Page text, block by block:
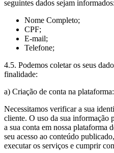
seguintes dados sejam informados:
Nome Completo;
CPF;
E-mail;
Telefone;
4.5. Podemos coletar os seus
finalidade:
a) Criação de conta na plataforma:
Necessitamos verificar a sua
cliente. O uso da sua informação
a sua conta em nossa plataforma
seu acesso ao conteúdo
executar os serviços e cumprir